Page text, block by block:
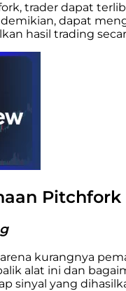
trader dapat
dapat
hasil trading
kurangnya
alat ini dan
sinyal yang